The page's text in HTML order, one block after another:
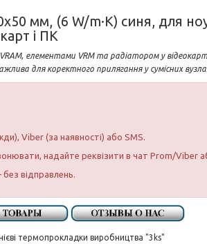
мм, (6 W/m·K) синя, для
і ПК
елементами VRM та радіатором у
для коректного прилягання у сумісних
Viber (за наявності) або SMS.
надайте реквізити в чат Prom/Viber
відправлень.
термопрокладки виробництва "3ks"